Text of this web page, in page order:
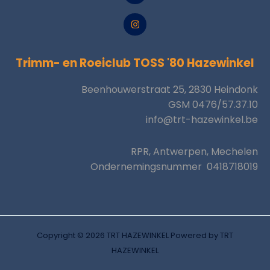
e
b
o
o
f
I
n
s
t
g
r
Trimm- en Roeiclub TOSS '80 Hazewinkel
Beenhouwerstraat 25, 2830 Heindonk
GSM 0476/57.37.10
info@trt-hazewinkel.be
RPR, Antwerpen, Mechelen
Ondernemingsnummer 0418718019
Copyright © 2026 TRT HAZEWINKEL Powered by TRT
HAZEWINKEL